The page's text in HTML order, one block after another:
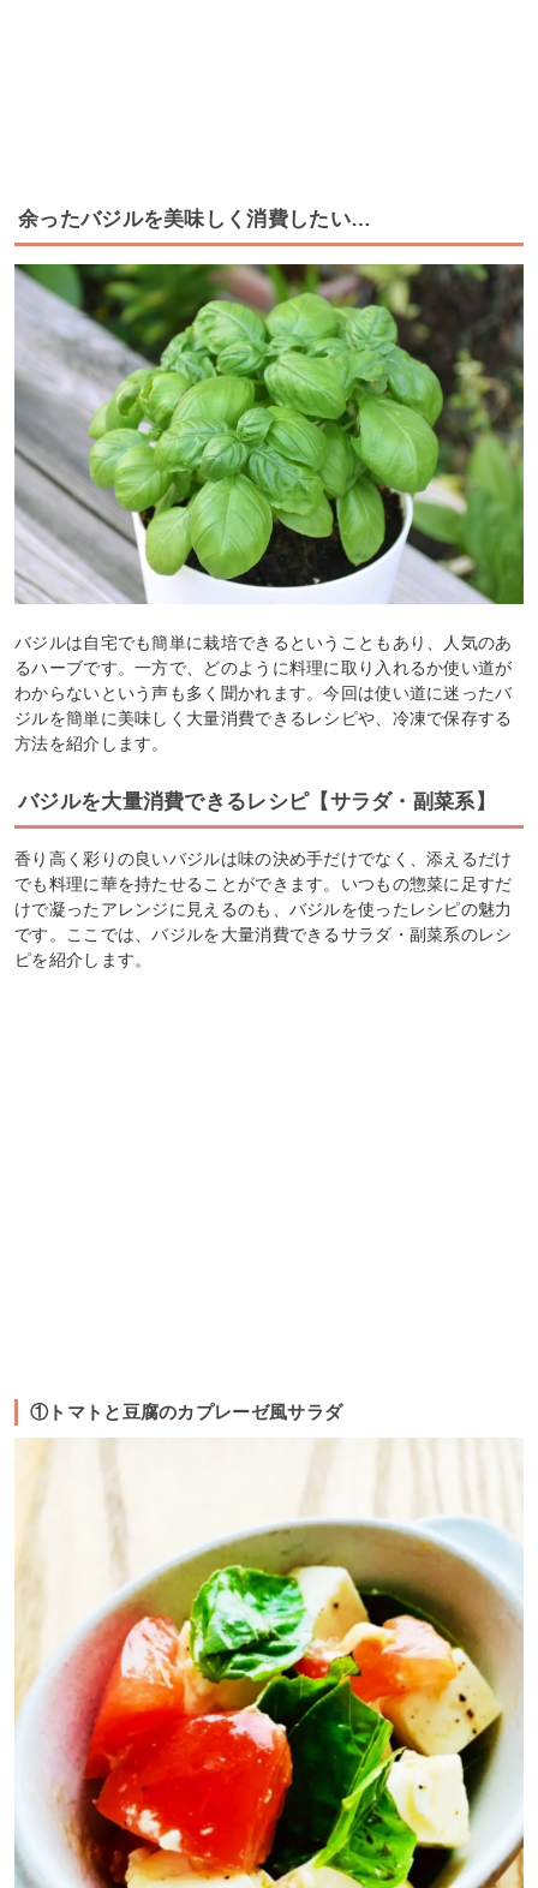
余ったバジルを美味しく消費したい…
バジルは自宅でも簡単に栽培できるということもあり、人気のあ
るハーブです。一方で、どのように料理に取り入れるか使い道が
わからないという声も多く聞かれます。今回は使い道に迷ったバ
ジルを簡単に美味しく大量消費できるレシピや、冷凍で保存する
方法を紹介します。
バジルを大量消費できるレシピ【サラダ・副菜系】
香り高く彩りの良いバジルは味の決め手だけでなく、添えるだけ
でも料理に華を持たせることができます。いつもの惣菜に足すだ
けで凝ったアレンジに見えるのも、バジルを使ったレシピの魅力
です。ここでは、バジルを大量消費できるサラダ・副菜系のレシ
ピを紹介します。
①トマトと豆腐のカプレーゼ風サラダ